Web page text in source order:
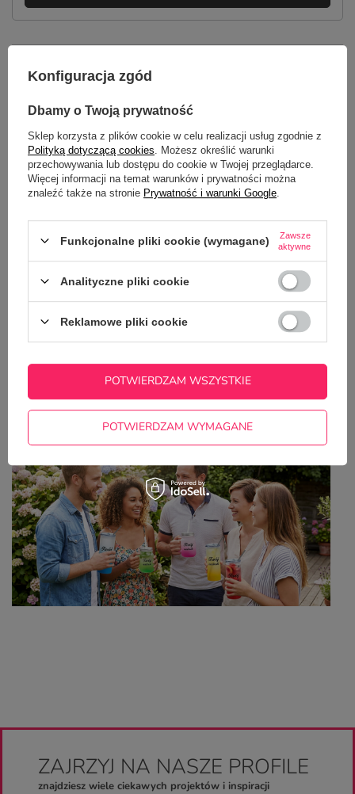
GŁÓWNE PARAMETRY
OPINIE (0)
Potrzebujesz pomocy? Masz pytania?
odpowiedzi publikując dla innych.
ZADAJ PYTANIE
Kolorowe kubki z własnym nadrukiem – idealny
wybór na lato
ZAJRZYJ NA NASZE PROFILE
znajdziesz wiele ciekawych projektów i inspiracji
Konfiguracja zgód
Dbamy o Twoją prywatność
Sklep korzysta z plików cookie w celu realizacji usług zgodnie z
Polityką dotyczącą cookies . Możesz określić warunki
przechowywania lub dostępu do cookie w Twojej przeglądarce.
Więcej informacji na temat warunków i prywatności można
znaleźć także na stronie Prywatność i warunki Google
Funkcjonalne pliki cookie (wymagane)
Zawsze
aktywne
Analityczne pliki cookie
Reklamowe pliki cookie
POTWIERDZAM WYMAGANE
POTWIERDZAM WSZYSTKIE